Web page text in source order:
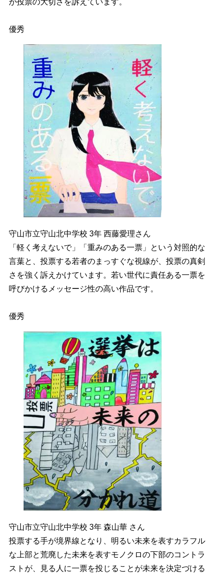
が投票の大切さを訴えています。
優秀
守山市立守山北中学校 3年 西藤愛理さん
「軽く考えないで」「重みのある一票」という対照的な
言葉と、投票する若者のまっすぐな視線が、投票の真剣
さを強く訴えかけています。若い世代に責任ある一票を
呼びかけるメッセージ性の高い作品です。
優秀
守山市立守山北中学校 3年 森山華 さん
投票する手が境界線となり、明るい未来を表すカラフル
な上部と荒廃した未来を表すモノクロの下部のコントラ
ストが、見る人に一票を投じることが未来を決定づける